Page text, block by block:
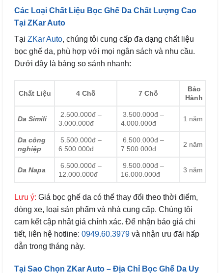
Các Loại Chất Liệu Bọc Ghế Da Chất Lượng Cao
Tại ZKar Auto
Tại ZKar Auto, chúng tôi cung cấp đa dạng chất liệu
bọc ghế da, phù hợp với mọi ngân sách và nhu cầu.
Dưới đây là bảng so sánh nhanh:
Chất Liệu 4 Chỗ 7 Chỗ
Bảo
Hành
Da Simili
2.500.000đ –
3.000.000đ
3.500.000đ –
4.000.000đ
1 năm
Da công
nghiệp
5.500.000đ –
6.500.000đ
6.500.000đ –
7.500.000đ
2 năm
Da Napa
6.500.000đ –
12.000.000đ
9.500.000đ –
16.000.000đ
3 năm
Lưu ý: Giá bọc ghế da có thể thay đổi theo thời điểm,
dòng xe, loại sản phẩm và nhà cung cấp. Chúng tôi
cam kết cập nhật giá chính xác. Để nhận báo giá chi
tiết, liên hệ hotline: 0949.60.3979 và nhận ưu đãi hấp
dẫn trong tháng này.
Tại Sao Chọn ZKar Auto – Địa Chỉ Bọc Ghế Da Uy